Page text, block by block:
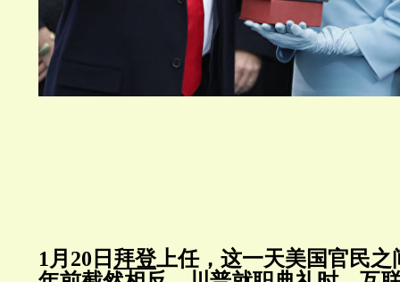
1月20日 拜登上任，这一天美国官民之